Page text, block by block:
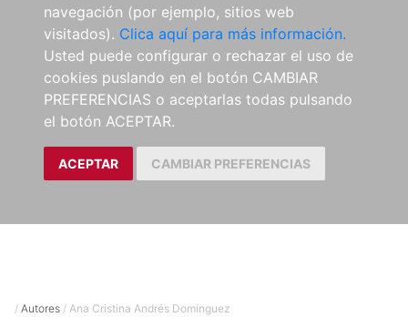
navegación (por ejemplo, sitios web
visitados). Clica aquí para más información.
Usted puede configurar o rechazar el uso de
cookies puslando en el botón CAMBIAR
PREFERENCIAS o aceptarlas todas pulsando
el botón ACEPTAR.
ACEPTAR CAMBIAR PREFERENCIAS
/ Autores / Ana Cristina Andrés Domínguez